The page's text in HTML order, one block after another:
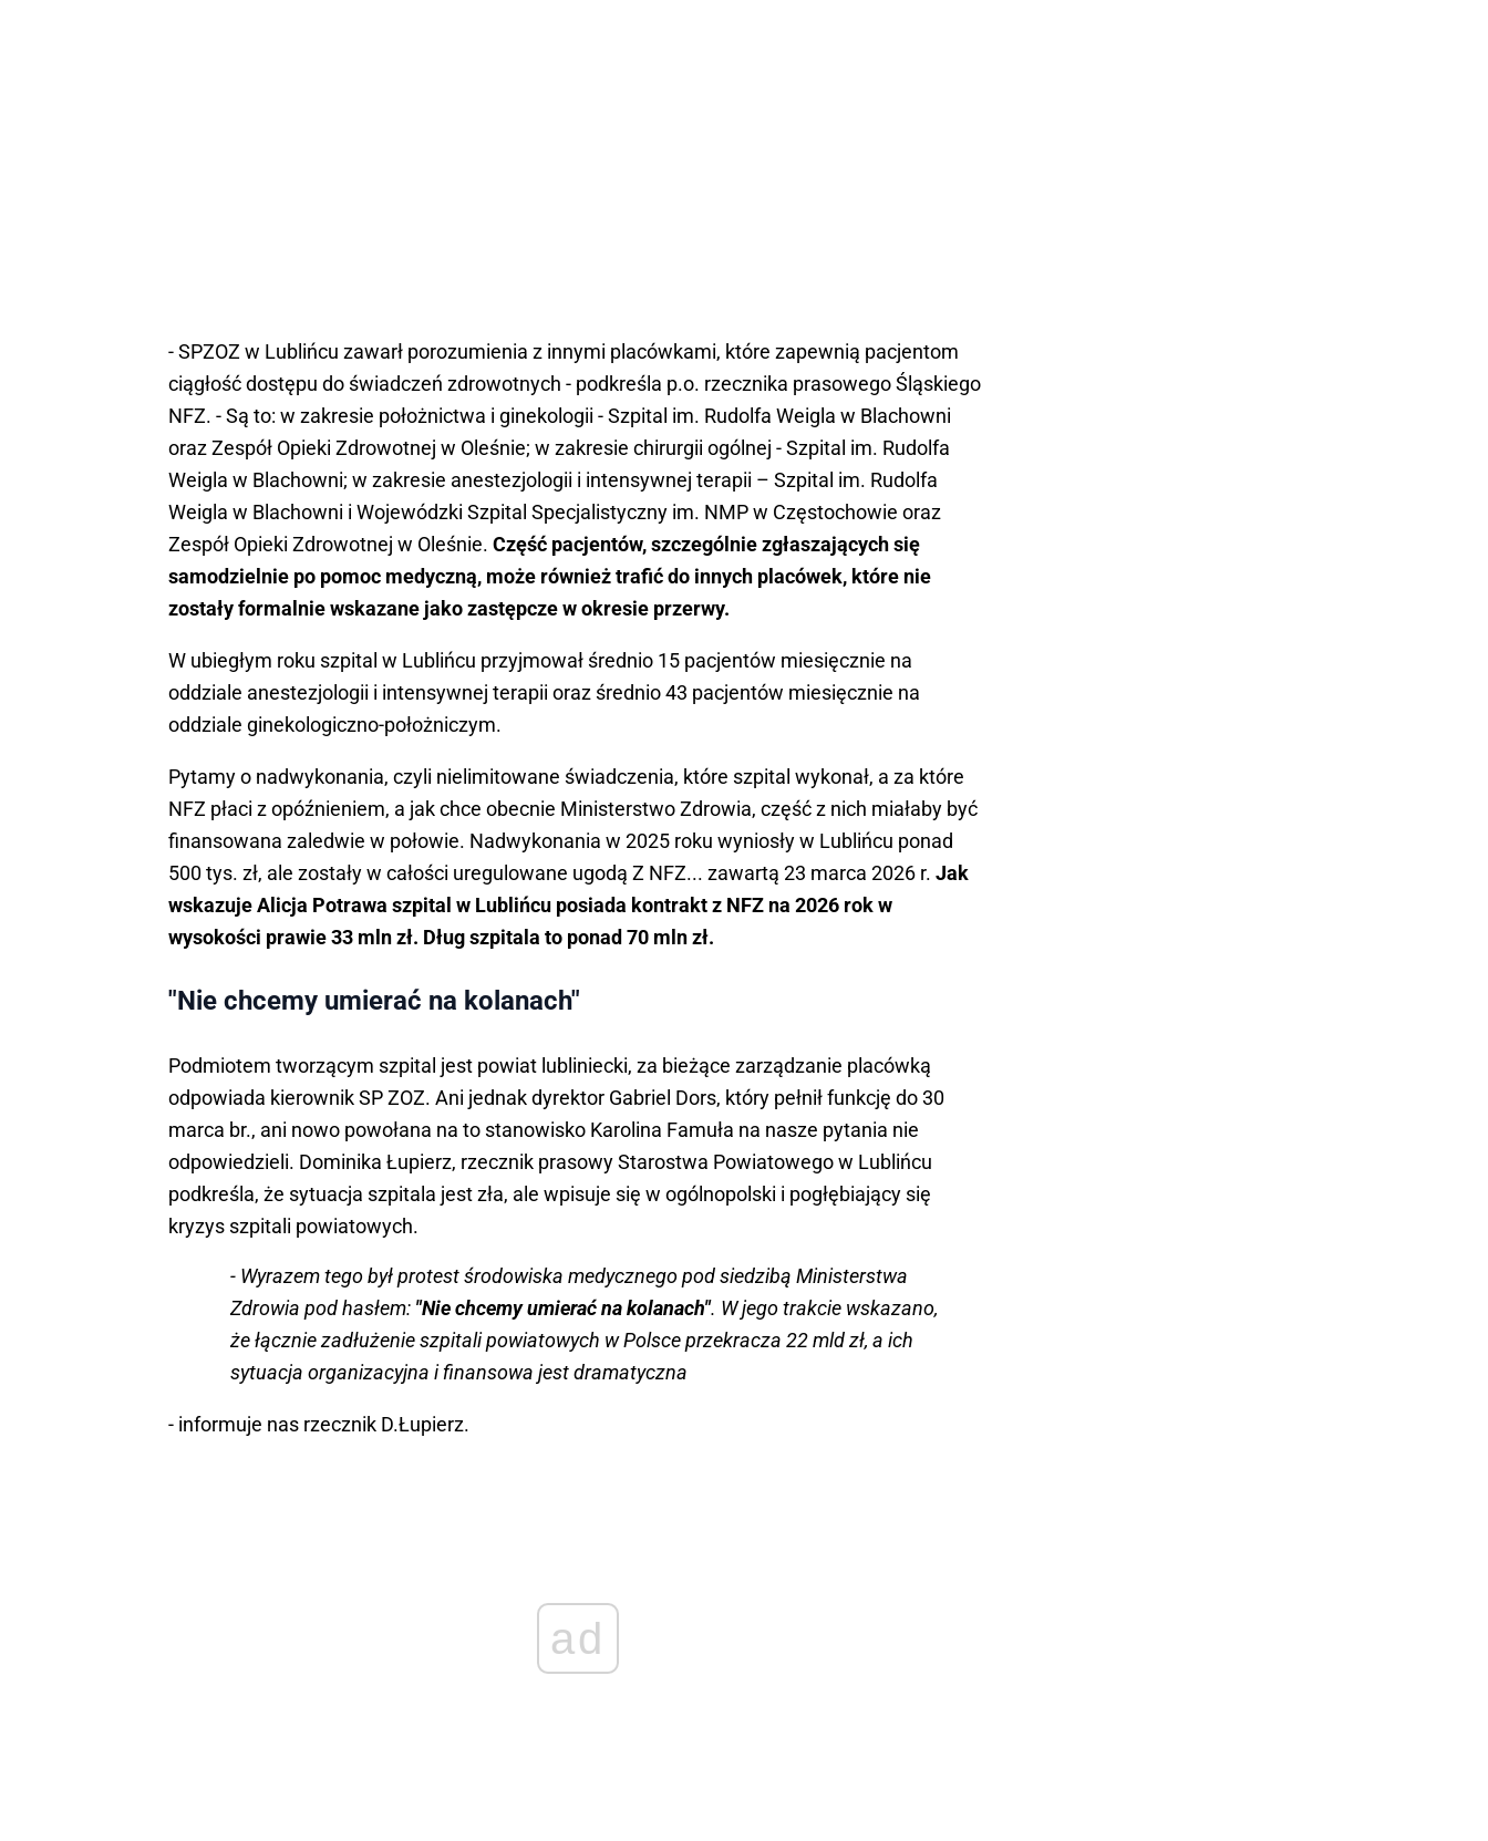
- SPZOZ w Lublińcu zawarł porozumienia z innymi placówkami, które zapewnią pacjentom
ciągłość dostępu do świadczeń zdrowotnych - podkreśla p.o. rzecznika prasowego Śląskiego
NFZ. - Są to: w zakresie położnictwa i ginekologii - Szpital im. Rudolfa Weigla w Blachowni
oraz Zespół Opieki Zdrowotnej w Oleśnie; w zakresie chirurgii ogólnej - Szpital im. Rudolfa
Weigla w Blachowni; w zakresie anestezjologii i intensywnej terapii – Szpital im. Rudolfa
Weigla w Blachowni i Wojewódzki Szpital Specjalistyczny im. NMP w Częstochowie oraz
Zespół Opieki Zdrowotnej w Oleśnie. Część pacjentów, szczególnie zgłaszających się
samodzielnie po pomoc medyczną, może również trafić do innych placówek, które nie
zostały formalnie wskazane jako zastępcze w okresie przerwy.
W ubiegłym roku szpital w Lublińcu przyjmował średnio 15 pacjentów miesięcznie na
oddziale anestezjologii i intensywnej terapii oraz średnio 43 pacjentów miesięcznie na
oddziale ginekologiczno-położniczym.
Pytamy o nadwykonania, czyli nielimitowane świadczenia, które szpital wykonał, a za które
NFZ płaci z opóźnieniem, a jak chce obecnie Ministerstwo Zdrowia, część z nich miałaby być
finansowana zaledwie w połowie. Nadwykonania w 2025 roku wyniosły w Lublińcu ponad
500 tys. zł, ale zostały w całości uregulowane ugodą Z NFZ... zawartą 23 marca 2026 r. Jak
wskazuje Alicja Potrawa szpital w Lublińcu posiada kontrakt z NFZ na 2026 rok w
wysokości prawie 33 mln zł. Dług szpitala to ponad 70 mln zł.
"Nie chcemy umierać na kolanach"
Podmiotem tworzącym szpital jest powiat lubliniecki, za bieżące zarządzanie placówką
odpowiada kierownik SP ZOZ. Ani jednak dyrektor Gabriel Dors, który pełnił funkcję do 30
marca br., ani nowo powołana na to stanowisko Karolina Famuła na nasze pytania nie
odpowiedzieli. Dominika Łupierz, rzecznik prasowy Starostwa Powiatowego w Lublińcu
podkreśla, że sytuacja szpitala jest zła, ale wpisuje się w ogólnopolski i pogłębiający się
kryzys szpitali powiatowych.
- Wyrazem tego był protest środowiska medycznego pod siedzibą Ministerstwa
Zdrowia pod hasłem: "Nie chcemy umierać na kolanach". W jego trakcie wskazano,
że łącznie zadłużenie szpitali powiatowych w Polsce przekracza 22 mld zł, a ich
sytuacja organizacyjna i finansowa jest dramatyczna
- informuje nas rzecznik D.Łupierz.
ad